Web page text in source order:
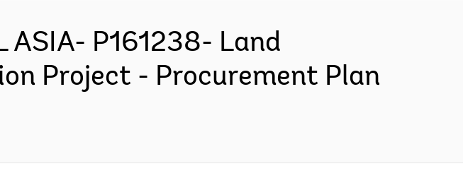
ASIA- P161238- Land
Project - Procurement Plan